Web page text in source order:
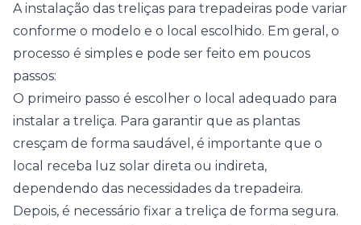
A instalação das treliças para trepadeiras pode variar
conforme o modelo e o local escolhido. Em geral, o
processo é simples e pode ser feito em poucos
passos:
O primeiro passo é escolher o local adequado para
instalar a treliça. Para garantir que as plantas
cresçam de forma saudável, é importante que o
local receba luz solar direta ou indireta,
dependendo das necessidades da trepadeira.
Depois, é necessário fixar a treliça de forma segura.